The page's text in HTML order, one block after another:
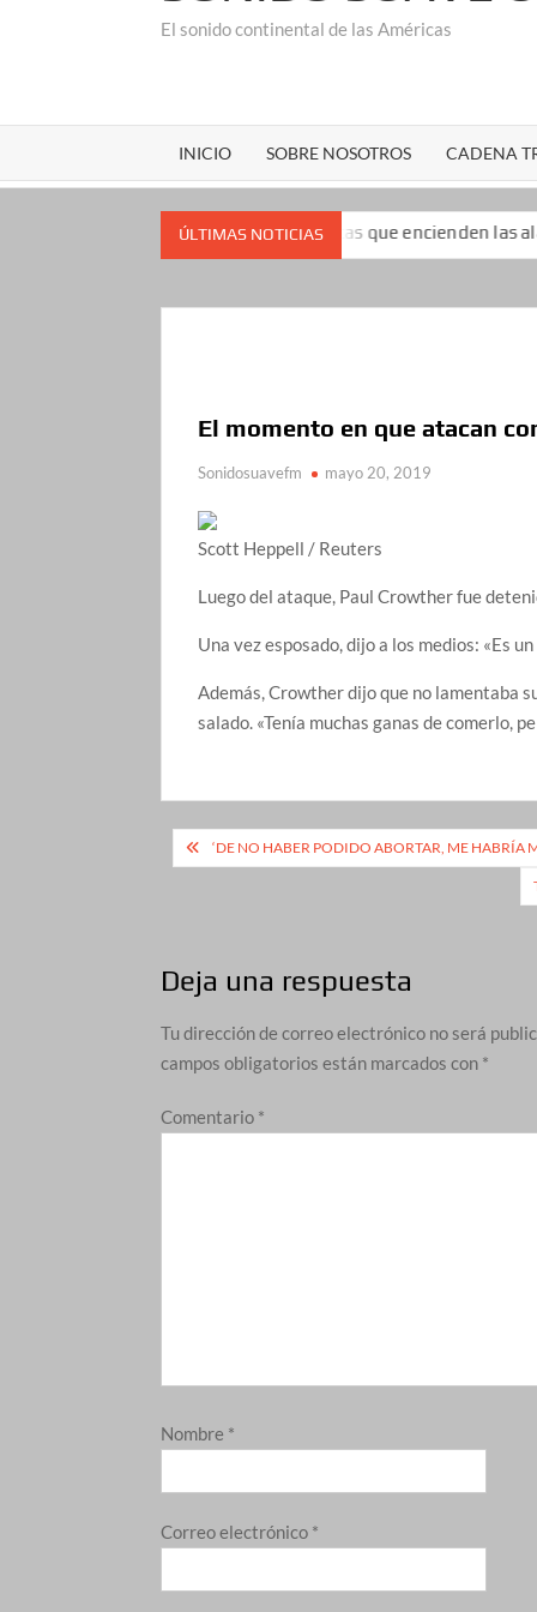
El sonido continental de las Américas
INICIO SOBRE NOSOTROS CADENA
ÚLTIMAS NOTICIAS
las encuestas que encienden las alarmas para el
El momento en que atacan
Sonidosuavefm mayo 20, 2019
Scott Heppell / Reuters
Luego del ataque, Paul Crowther fue
Una vez esposado, dijo a los medios: «Es
Además, Crowther dijo que no lamentaba
salado. «Tenía muchas ganas de comerlo,
Navegación
‘DE NO HABER PODIDO ABORTAR, ME HABRÍA
Deja una respuesta
Tu dirección de correo electrónico no será
campos obligatorios están marcados con *
Comentario *
Nombre *
Correo electrónico *